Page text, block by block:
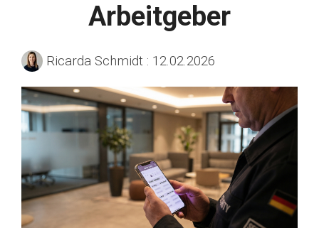
Arbeitgeber
Ricarda Schmidt : 12.02.2026